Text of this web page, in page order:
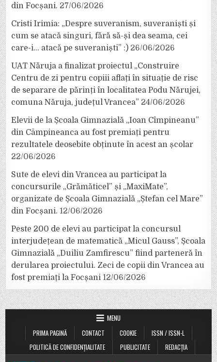
din Focșani. 27/06/2026
Cristi Irimia: „Despre suveranism, suveraniști și
cum se atacă singuri, fără să-și dea seama, cei
care-i… atacă pe suveraniști” :) 26/06/2026
UAT Năruja a finalizat proiectul „Construire
Centru de zi pentru copiii aflați în situație de risc
de separare de părinți în localitatea Podu Nărujei,
comuna Năruja, județul Vrancea” 24/06/2026
Elevii de la Școala Gimnazială „Ioan Cîmpineanu”
din Câmpineanca au fost premiați pentru
rezultatele deosebite obținute în acest an școlar
22/06/2026
Sute de elevi din Vrancea au participat la
concursurile „Grămăticel” și „MaxiMate”,
organizate de Școala Gimnazială „Ștefan cel Mare”
din Focșani. 12/06/2026
Peste 200 de elevi au participat la concursul
interjudețean de matematică „Micul Gauss”, Școala
Gimnazială „Duiliu Zamfirescu” fiind parteneră în
derularea proiectului. Zeci de copii din Vrancea au
fost premiați la Focșani 12/06/2026
MENU
PRIMA PAGINĂ
CONTACT COOKIE
ISSN / ISSN-L
POLITICĂ DE CONFIDENȚIALITATE
PUBLICITATE REDACȚIA